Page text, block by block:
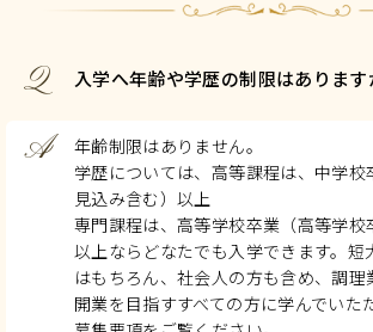
Q 入学へ年齢や学歴の制限はあります
A
年齢制限はありません。
学歴については、高等課程は、中学校
見込み含む）以上
専門課程は、高等学校卒業（高等学校
以上ならどなたでも入学できます。短
はもちろん、社会人の方も含め、調理
開業を目指すすべての方に学んでいた